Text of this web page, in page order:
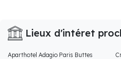
Lieux d'intéret
Aparthotel Adagio Paris Buttes